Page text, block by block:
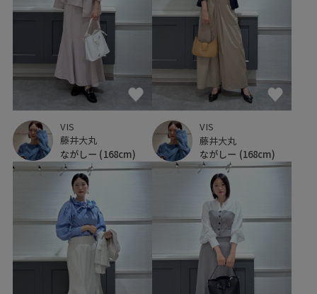
VIS
藤井大丸
ながしー (168cm)
VIS
藤井大丸
ながしー (168cm)